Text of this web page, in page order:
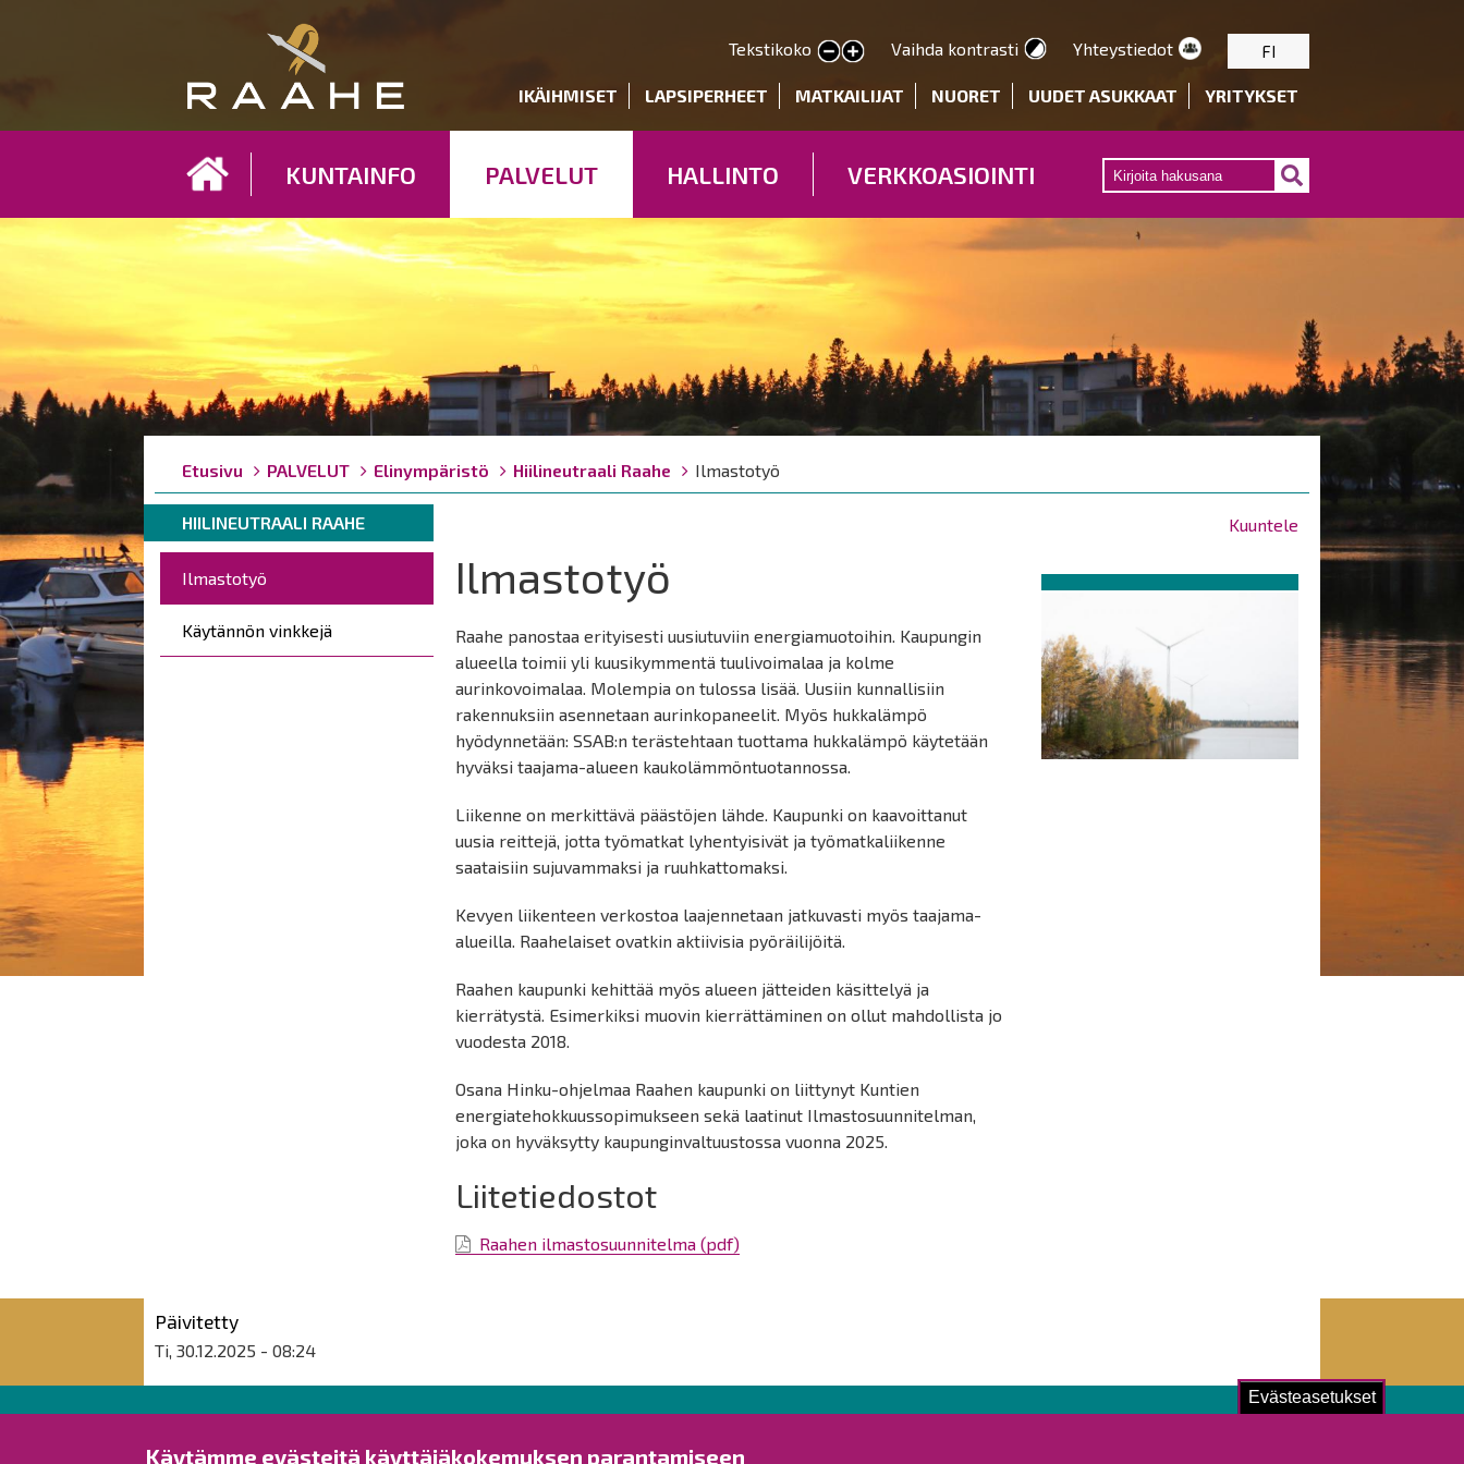
Evästeasetukset
Käytämme evästeitä käyttäjäkokemuksen parantamiseen
pääsisältöön
Tekstikoko
Pienennä tekstin kokoa
Suurenna tekstin kokoa Vaihda kontrasti Yhteystiedot FI
Kohderyhmät
IKÄIHMISET LAPSIPERHEET MATKAILIJAT NUORET UUDET ASUKKAAT YRITYKSET
KUNTAINFO PALVELUT HALLINTO VERKKOASIOINTI
Breadcrumbs
You
are
here:
Etusivu PALVELUT Elinympäristö Hiilineutraali Raahe Ilmastotyö
Breadcrumbs
are
here:
HIILINEUTRAALI RAAHE Kuuntele
Päävalikko
Ilmastotyö
Käytännön vinkkejä
Ilmastotyö
Raahe panostaa erityisesti uusiutuviin energiamuotoihin. Kaupungin
alueella toimii yli kuusikymmentä tuulivoimalaa ja kolme
aurinkovoimalaa. Molempia on tulossa lisää. Uusiin kunnallisiin
rakennuksiin asennetaan aurinkopaneelit. Myös hukkalämpö
hyödynnetään: SSAB:n terästehtaan tuottama hukkalämpö käytetään
hyväksi taajama-alueen kaukolämmöntuotannossa.
Liikenne on merkittävä päästöjen lähde. Kaupunki on kaavoittanut
uusia reittejä, jotta työmatkat lyhentyisivät ja työmatkaliikenne
saataisiin sujuvammaksi ja ruuhkattomaksi.
Kevyen liikenteen verkostoa laajennetaan jatkuvasti myös taajama-
alueilla. Raahelaiset ovatkin aktiivisia pyöräilijöitä.
Raahen kaupunki kehittää myös alueen jätteiden käsittelyä ja
kierrätystä. Esimerkiksi muovin kierrättäminen on ollut mahdollista jo
vuodesta 2018.
Osana Hinku-ohjelmaa Raahen kaupunki on liittynyt Kuntien
energiatehokkuussopimukseen sekä laatinut Ilmastosuunnitelman,
joka on hyväksytty kaupunginvaltuustossa vuonna 2025.
Liitetiedostot
Raahen ilmastosuunnitelma (pdf)
Päivitetty
Ti, 30.12.2025 - 08:24
Raahen kaupunki Ota yhteyttä!